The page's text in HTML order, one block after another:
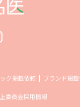
ク掲載依頼 ブランド掲
委員会採用情報